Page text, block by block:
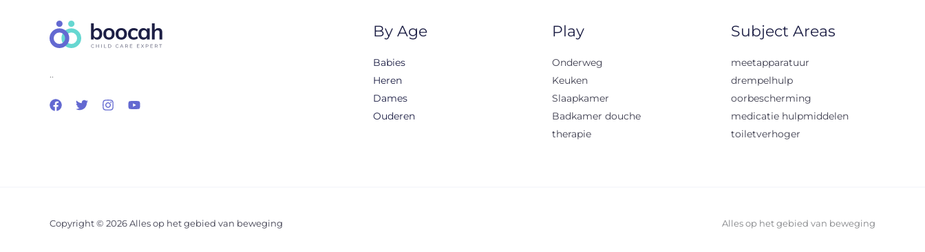
..
By Age
Babies
Heren
Dames
Ouderen
Play
Onderweg
Keuken
Slaapkamer
Badkamer douche
therapie
Subject Areas
meetapparatuur
drempelhulp
oorbescherming
medicatie hulpmiddelen
toiletverhoger
Copyright © 2026 Alles op het gebied van beweging Alles op het gebied van beweging